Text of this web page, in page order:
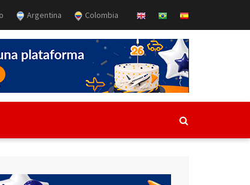
Argentina Colombia